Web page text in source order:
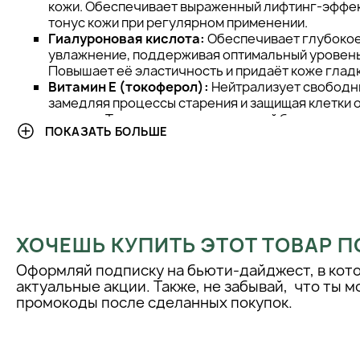
кожи. Обеспечивает выраженный лифтинг-
тонус кожи при регулярном применении.
Гиалуроновая кислота: Обеспечивает
увлажнение, поддерживая оптимальный
Повышает её эластичность и придаёт коже
Витамин E (токоферол): Нейтрализует
замедляя процессы старения и защищая клетки
стресса. Также укрепляет защитный барьер
эффективность других антиоксидантов.
ощущение комфорта на протяжении всего дня.
Мочевина:Увлажняет и оказывает мягкое
действие, способствуя обновлению клеток.
других активных веществ и помогает
шелушением.
ПОКАЗАТЬ БОЛЬШЕ
ХОЧЕШЬ КУПИТЬ ЭТОТ ТОВАР
Оформляй подписку на бьюти-дайджест, в
актуальные акции. Также, не забывай, что ты
промокоды после сделанных покупок.